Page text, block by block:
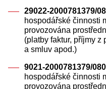
29022-2000781379/
hospodářské činnosti
provozována
(platby faktur, příjmy z
a smluv apod.)
9021-2000781379/
hospodářské činnosti
provozována